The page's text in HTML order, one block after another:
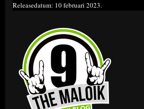
Releasedatum: 10 februari 2023.